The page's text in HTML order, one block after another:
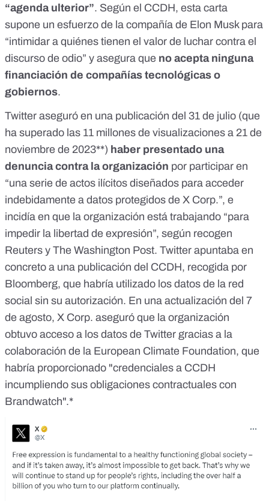
“agenda ulterior”. Según el CCDH, esta carta
supone un esfuerzo de la compañía de Elon Musk para
“intimidar a quiénes tienen el valor de luchar contra el
discurso de odio” y asegura que no acepta ninguna
financiación de compañías tecnológicas o
gobiernos.
Twitter aseguró en una publicación del 31 de julio (que
ha superado las 11 millones de visualizaciones a 21 de
noviembre de 2023**) haber presentado una
denuncia contra la organización por participar en
“una serie de actos ilícitos diseñados para acceder
indebidamente a datos protegidos de X Corp.”, e
incidía en que la organización está trabajando “para
impedir la libertad de expresión”, según recogen
Reuters y The Washington Post. Twitter apuntaba en
concreto a una publicación del CCDH, recogida por
Bloomberg, que habría utilizado los datos de la red
social sin su autorización. En una actualización del 7
de agosto, X Corp. aseguró que la organización
obtuvo acceso a los datos de Twitter gracias a la
colaboración de la European Climate Foundation, que
habría proporcionado "credenciales a CCDH
incumpliendo sus obligaciones contractuales con
Brandwatch".*